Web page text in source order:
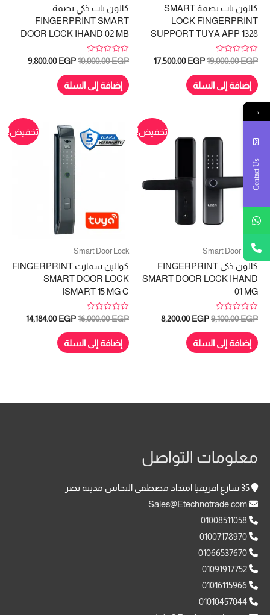
كالون باب بصمة SMART
LOCK FINGERPRINT
SUPPORT TUYA APP 1328
تم
التقييم
من
5
19,000.00EGP
السعر
هو:
19,000.00 EGP.
17,500.00 EGP
السعر
17,500.00 EGP.
إضافة إلى السلة
كالون باب ذكي بصمة
FINGERPRINT SMART
DOOR LOCK IHAND 02 MB
تم
التقييم
من
5
10,000.00EGP
السعر
هو:
10,000.00 EGP.
9,800.00 EGP
السعر
إضافة إلى السلة
تخفيض!
Smart Door Lock
كالون ذكى FINGERPRINT
SMART DOOR LOCK IHAND
01 MG
تم
من
5
9,100.00EGP
السعر
هو:
9,100.00 EGP.
8,200.00 EGP
السعر
إضافة إلى السلة
تخفيض!
Smart Door Lock
كوالين سمارت FINGERPRINT
SMART DOOR LOCK
ISMART 15 MG C
تم
من
5
16,000.00EGP
السعر
هو:
16,000.00 EGP.
14,184.00 EGP
السعر
إضافة إلى السلة
معلومات التواصل
01008511058
01007178970
01066537670
01091917752
01016115966
01010457044
→
Contact Us